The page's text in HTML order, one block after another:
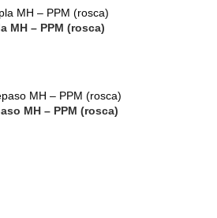
MH – PPM (rosca)
MH – PPM (rosca)